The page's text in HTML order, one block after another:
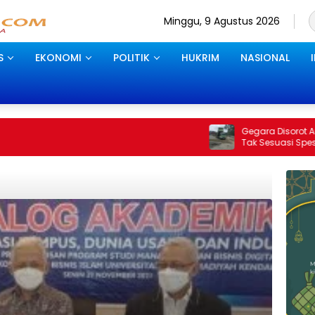
Minggu, 9 Agustus 2026
EKONOMI POLITIK HUKRIM NASIONAL
Gegara Disorot Anggaran Rp 1,9 M,
Tak Sesuasi Spesifikasi, Kajari
Minta Pekerjaan Dihentikan